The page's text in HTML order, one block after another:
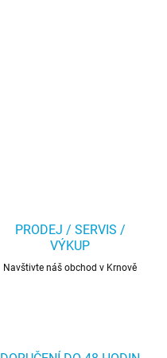
PRODEJ / SERVIS /
VÝKUP
Navštivte náš obchod v Krnově